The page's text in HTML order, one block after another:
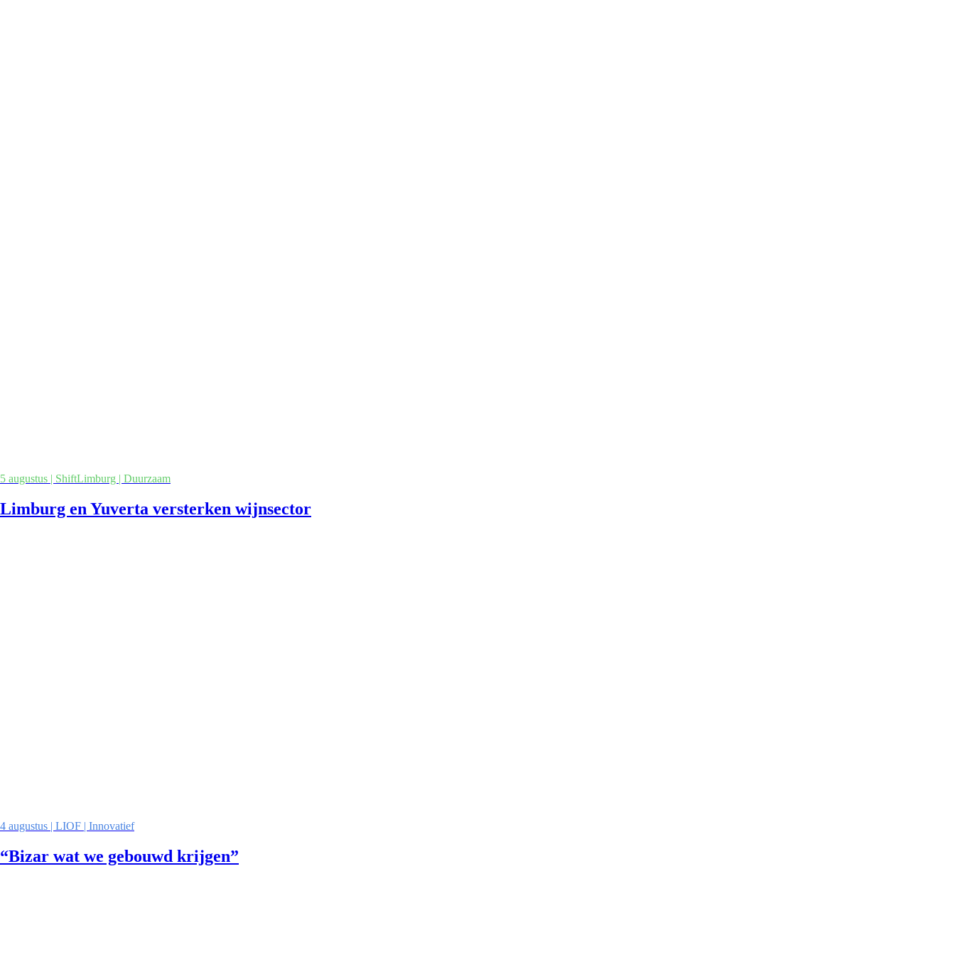
5 augustus | ShiftLimburg | Duurzaam
Limburg en Yuverta versterken wijnsector
4 augustus | LIOF | Innovatief
“Bizar wat we gebouwd krijgen”